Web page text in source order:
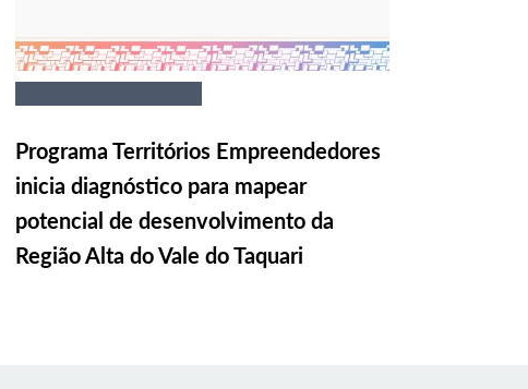
Programa Territórios Empreendedores
inicia diagnóstico para mapear
potencial de desenvolvimento da
Região Alta do Vale do Taquari